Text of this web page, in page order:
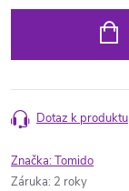
Dotaz k produktu
Značka:Tomido
Záruka: 2 roky